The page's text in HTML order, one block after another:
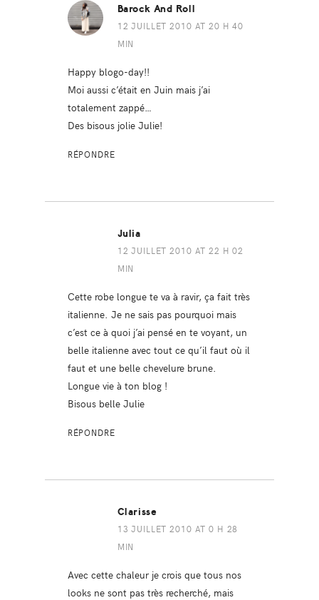
Barock And Roll
12 JUILLET 2010 AT 20 H 40
MIN
Happy blogo-day!!
Moi aussi c’était en Juin mais j’ai
totalement zappé…
Des bisous jolie Julie!
RÉPONDRE
Julia
12 JUILLET 2010 AT 22 H 02
MIN
Cette robe longue te va à ravir, ça fait très
italienne. Je ne sais pas pourquoi mais
c’est ce à quoi j’ai pensé en te voyant, un
belle italienne avec tout ce qu’il faut où il
faut et une belle chevelure brune.
Longue vie à ton blog !
Bisous belle Julie
RÉPONDRE
Clarisse
13 JUILLET 2010 AT 0 H 28
MIN
Avec cette chaleur je crois que tous nos
looks ne sont pas très recherché, mais